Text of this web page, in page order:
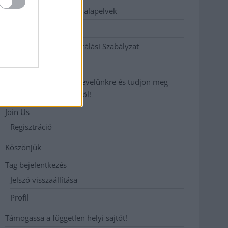
Etikai és függetlenségi alapelvek
Hozzászólási és Moderálási Szabályzat
Iratkozzon fel heti hírlevelünkre és tudjon meg
még többet megyénkről!
Join Us
Regisztráció
Köszönjük
Tag bejelentkezés
Jelszó visszaállítása
Profil
Támogassa a független helyi sajtót!